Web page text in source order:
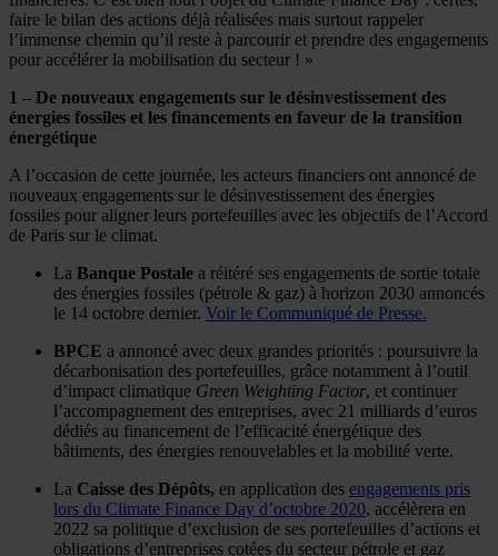
faire le bilan des actions déjà réalisées mais surtout rappeler
l’immense chemin qu’il reste à parcourir et prendre des engagements
pour accélérer la mobilisation du secteur ! »
1 – De nouveaux engagements sur le désinvestissement des
énergies fossiles et les financements en faveur de la transition
énergétique
A l’occasion de cette journée, les acteurs financiers ont annoncé de
nouveaux engagements sur le désinvestissement des énergies
fossiles pour aligner leurs portefeuilles avec les objectifs de l’Accord
de Paris sur le climat.
La Banque Postale a réitéré ses engagements de sortie totale
des énergies fossiles (pétrole & gaz) à horizon 2030 annoncés
le 14 octobre dernier. Voir le Communiqué de Presse.
BPCE a annoncé avec deux grandes priorités : poursuivre la
décarbonisation des portefeuilles, grâce notamment à l’outil
d’impact climatique Green Weighting Factor, et continuer
l’accompagnement des entreprises, avec 21 milliards d’euros
dédiés au financement de l’efficacité énergétique des
bâtiments, des énergies renouvelables et la mobilité verte.
La Caisse des Dépôts, en application des engagements pris
lors du Climate Finance Day d’octobre 2020, accélèrera en
2022 sa politique d’exclusion de ses portefeuilles d’actions et
obligations d’entreprises cotées du secteur pétrole et gaz